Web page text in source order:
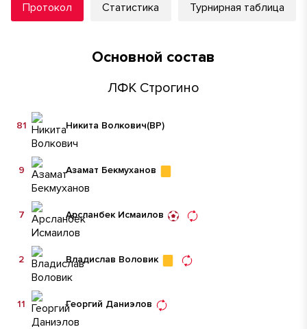
Протокол Статистика Турнирная таблица
Основной состав
ЛФК Строгино
Никита Волкович(ВР)
81
Азамат Бекмуханов
9
Арсланбек Исмаилов
7
Владислав Воловик
2
Георгий Даниэлов
11